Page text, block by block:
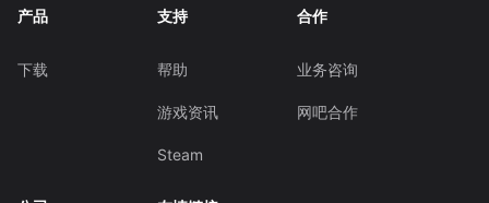
产品
下载
支持
帮助
游戏资讯
Steam
合作
业务咨询
网吧合作